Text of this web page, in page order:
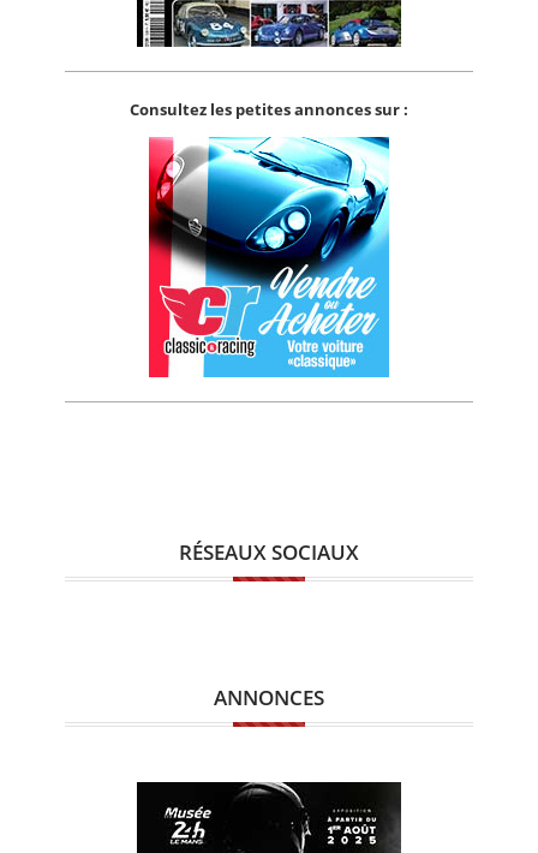
Consultez les petites annonces sur :
RÉSEAUX SOCIAUX
ANNONCES